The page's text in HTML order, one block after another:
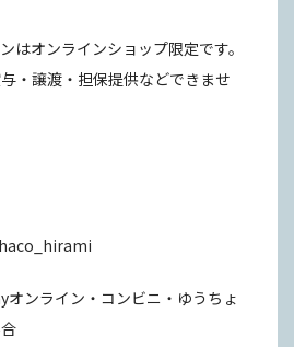
はオンラインショップ限定です。
・譲渡・担保提供などできませ
ンライン・コンビニ・ゆうちょ